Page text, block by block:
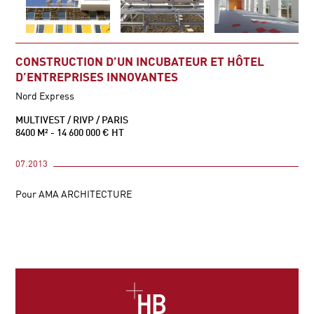
CONSTRUCTION D’UN INCUBATEUR ET HÔTEL
D’ENTREPRISES INNOVANTES
Nord Express
MULTIVEST / RIVP / PARIS
8400 M² - 14 600 000 € HT
07.2013
Pour AMA ARCHITECTURE